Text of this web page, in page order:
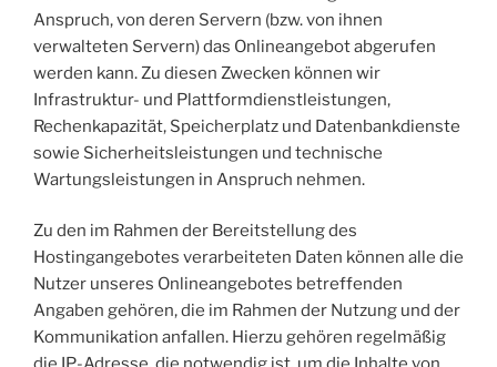
Anspruch, von deren Servern (bzw. von ihnen
verwalteten Servern) das Onlineangebot abgerufen
werden kann. Zu diesen Zwecken können wir
Infrastruktur- und Plattformdienstleistungen,
Rechenkapazität, Speicherplatz und Datenbankdienste
sowie Sicherheitsleistungen und technische
Wartungsleistungen in Anspruch nehmen.
Zu den im Rahmen der Bereitstellung des
Hostingangebotes verarbeiteten Daten können alle die
Nutzer unseres Onlineangebotes betreffenden
Angaben gehören, die im Rahmen der Nutzung und der
Kommunikation anfallen. Hierzu gehören regelmäßig